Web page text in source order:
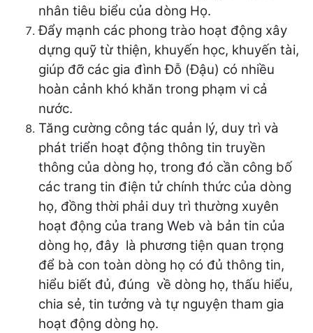
nhân tiêu biểu của dòng Họ.
Đẩy mạnh các phong trào hoạt động xây
dựng quỹ từ thiện, khuyến học, khuyến tài,
giúp đỡ các gia đình Đỗ (Đậu) có nhiều
hoàn cảnh khó khăn trong phạm vi cả
nước.
Tăng cường công tác quản lý, duy trì và
phát triển hoạt động thông tin truyền
thông của dòng họ, trong đó cần công bố
các trang tin điện tử chính thức của dòng
họ, đồng thời phải duy trì thường xuyên
hoạt động của trang Web và bản tin của
dòng họ, đây là phương tiện quan trọng
để bà con toàn dòng họ có đủ thông tin,
hiểu biết đủ, đúng về dòng họ, thấu hiểu,
chia sẻ, tin tưởng và tự nguyện tham gia
hoạt động dòng họ.